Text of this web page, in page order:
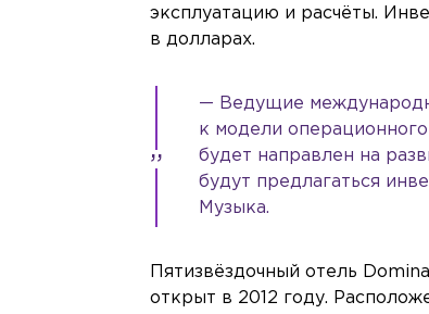
эксплуатацию и расчёты.
в долларах.
— Ведущие
к модели
будет направлен на
будут предлагаться
Музыка.
Пятизвёздочный отель
открыт в 2012 году.